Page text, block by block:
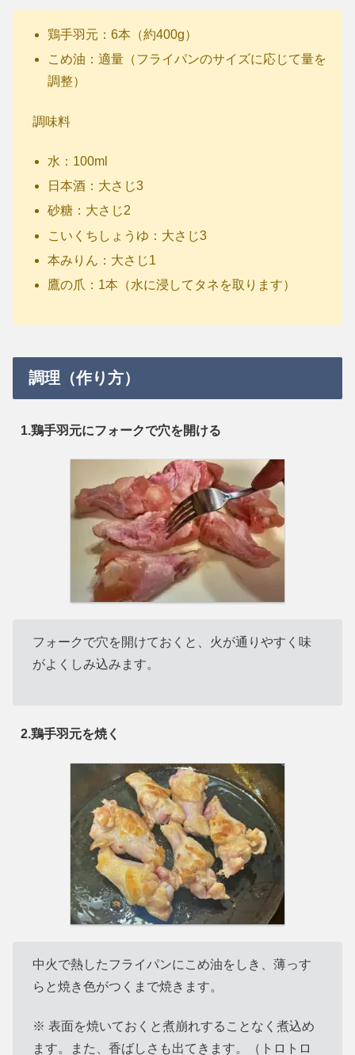
鶏手羽元：6本（約400g）
こめ油：適量（フライパンのサイズに応じて量を
調整）
調味料
水：100ml
日本酒：大さじ3
砂糖：大さじ2
こいくちしょうゆ：大さじ3
本みりん：大さじ1
鷹の爪：1本（水に浸してタネを取ります）
調理（作り方）
1.鶏手羽元にフォークで穴を開ける
フォークで穴を開けておくと、火が通りやすく味
がよくしみ込みます。
2.鶏手羽元を焼く
中火で熱したフライパンにこめ油をしき、薄っす
らと焼き色がつくまで焼きます。
※ 表面を焼いておくと煮崩れすることなく煮込め
ます。また、香ばしさも出てきます。（トロトロ